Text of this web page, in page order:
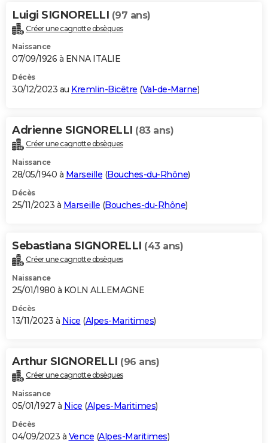
Luigi SIGNORELLI (97 ans)
Créer une cagnotte obsèques
Naissance
07/09/1926 à ENNA ITALIE
Décès
30/12/2023 au Kremlin-Bicêtre (Val-de-Marne)
Adrienne SIGNORELLI (83 ans)
Créer une cagnotte obsèques
Naissance
28/05/1940 à Marseille (Bouches-du-Rhône)
Décès
25/11/2023 à Marseille (Bouches-du-Rhône)
Sebastiana SIGNORELLI (43 ans)
Créer une cagnotte obsèques
Naissance
25/01/1980 à KOLN ALLEMAGNE
Décès
13/11/2023 à Nice (Alpes-Maritimes)
Arthur SIGNORELLI (96 ans)
Créer une cagnotte obsèques
Naissance
05/01/1927 à Nice (Alpes-Maritimes)
Décès
04/09/2023 à Vence (Alpes-Maritimes)